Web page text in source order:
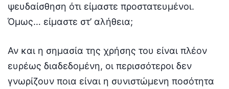
ψευδαίσθηση ότι είμαστε προστατευμένοι.
Όμως… είμαστε στ’ αλήθεια;
Αν και η σημασία της χρήσης του είναι πλέον
ευρέως διαδεδομένη, οι περισσότεροι δεν
γνωρίζουν ποια είναι η συνιστώμενη ποσότητα